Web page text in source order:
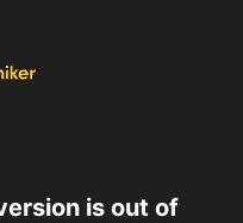
is out of